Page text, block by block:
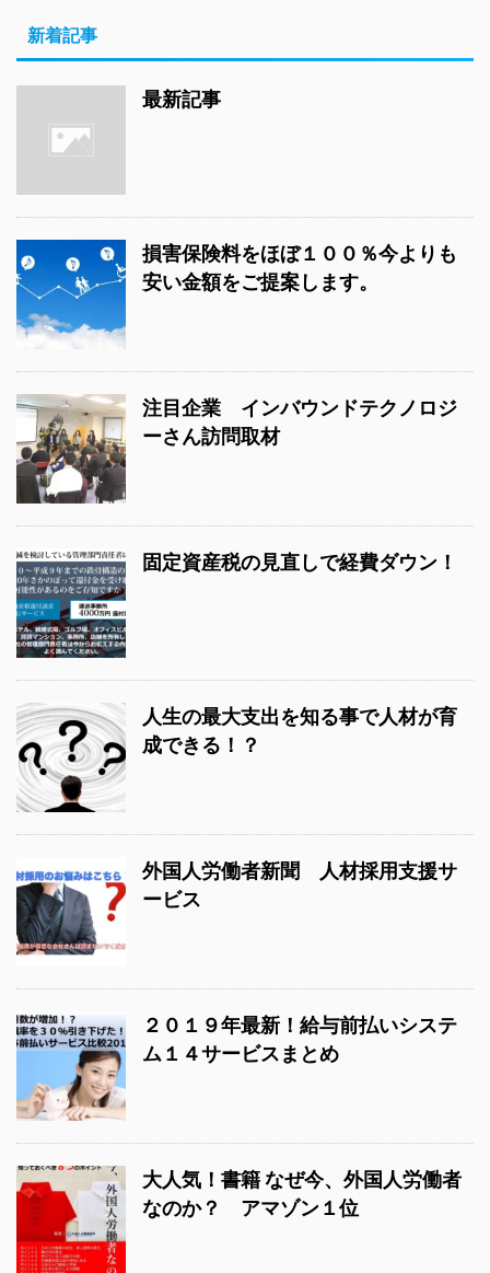
新着記事
最新記事
損害保険料をほぼ１００％今よりも
安い金額をご提案します。
注目企業 インバウンドテクノロジ
ーさん訪問取材
固定資産税の見直しで経費ダウン！
人生の最大支出を知る事で人材が育
成できる！？
外国人労働者新聞 人材採用支援サ
ービス
２０１９年最新！給与前払いシステ
ム１４サービスまとめ
大人気！書籍 なぜ今、外国人労働者
なのか？ アマゾン１位